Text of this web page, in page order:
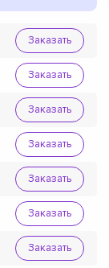
Заказать
Заказать
Заказать
Заказать
Заказать
Заказать
Заказать